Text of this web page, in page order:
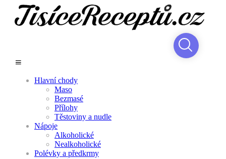
Hlavní chody
Maso
Bezmasé
Přílohy
Těstoviny a nudle
Nápoje
Alkoholické
Nealkoholické
Polévky a předkrmy